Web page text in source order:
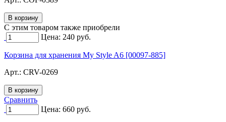
C этим товаром также приобрели
Цена: 240 руб.
Корзина для хранения My Style A6 [00097-885]
Арт.: CRV-0269
Сравнить
Цена: 660 руб.